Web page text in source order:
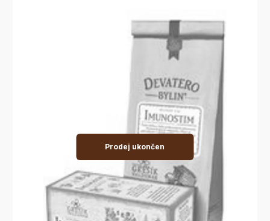
Prodej ukončen